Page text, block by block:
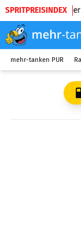
SPRITPREISINDEX
Diesel Super
mehr-tanken PUR